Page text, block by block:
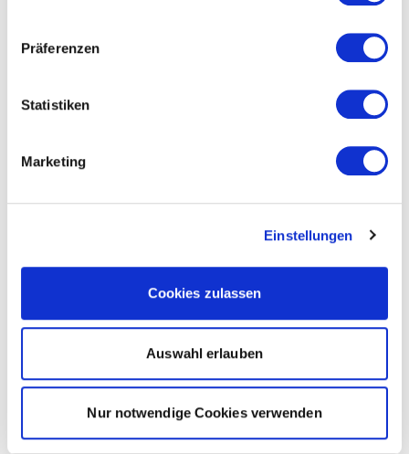
Präferenzen
Statistiken
Marketing
Einstellungen
Cookies zulassen
Auswahl erlauben
Nur notwendige Cookies verwenden